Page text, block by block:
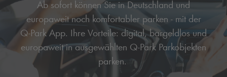
Ab sofort können Sie in Deutschland und
europaweit noch komfortabler parken - mit der
Q-ParkApp. Ihre Vorteile: digital, bargeldlos und
europaweit in ausgewählten Q-ParkParkobjekten
parken.